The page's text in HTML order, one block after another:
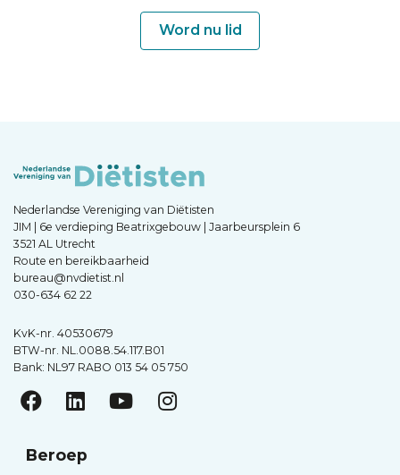
Word nu lid
Nederlandse Vereniging van Diëtisten
JIM | 6e verdieping Beatrixgebouw | Jaarbeursplein 6
3521 AL Utrecht
Route en bereikbaarheid
bureau@nvdietist.nl
030-634 62 22
KvK-nr. 40530679
BTW-nr. NL.0088.54.117.B01
Bank: NL97 RABO 013 54 05 750
Beroep